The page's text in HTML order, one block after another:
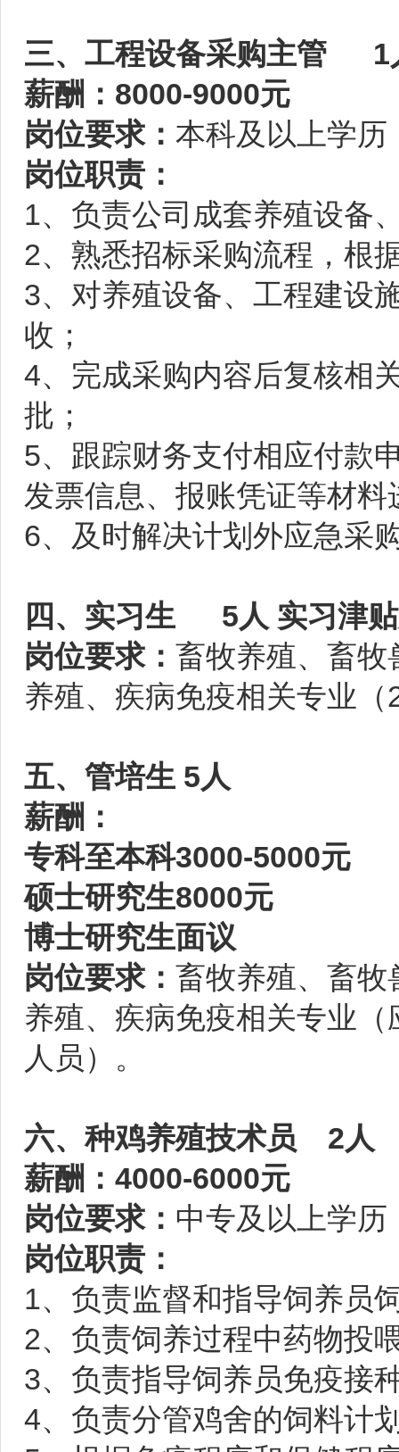
三、工程设备采购主
薪酬：8000-9000元
岗位要求： 本科及以上学历
岗位职责：
1、负责公司成套养殖设备
2、熟悉招标采购流程，根
3、对养殖设备、工程建设
收；
4、完成采购内容后复核相
批；
5、跟踪财务支付相应付款
发票信息、报账凭证等材料
6、及时解决计划外应急采
四、实习生 5人 实习津贴
岗位要求： 畜牧养殖、畜牧
养殖、疾病免疫相关专业
五、管培生 5人
薪酬：
专科至本科3000-5000元
硕士研究生8000元
博士研究生面议
岗位要求： 畜牧养殖、畜牧
养殖、疾病免疫相关专业
人员）。
六、种鸡养殖技术员 2人
薪酬：4000-6000元
岗位要求： 中专及以上学历
岗位职责：
1、负责监督和指导饲养员
2、负责饲养过程中药物投
3、负责指导饲养员免疫接
4、负责分管鸡舍的饲料计